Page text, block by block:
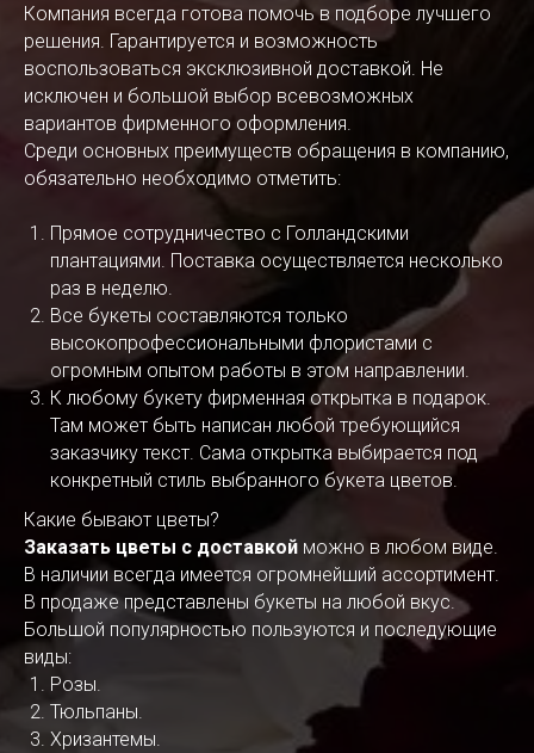
Компания всегда готова помочь в подборе лучшего
решения. Гарантируется и возможность
воспользоваться эксклюзивной доставкой. Не
исключен и большой выбор всевозможных
вариантов фирменного оформления.
Среди основных преимуществ обращения в компанию,
обязательно необходимо отметить:
Прямое сотрудничество с Голландскими
плантациями. Поставка осуществляется несколько
раз в неделю.
Все букеты составляются только
высокопрофессиональными флористами с
огромным опытом работы в этом направлении.
К любому букету фирменная открытка в подарок.
Там может быть написан любой требующийся
заказчику текст. Сама открытка выбирается под
конкретный стиль выбранного букета цветов.
Какие бывают цветы?
Заказать цветы с доставкой можно в любом виде.
В наличии всегда имеется огромнейший ассортимент.
В продаже представлены букеты на любой вкус.
Большой популярностью пользуются и последующие
виды:
Розы.
Тюльпаны.
Хризантемы.